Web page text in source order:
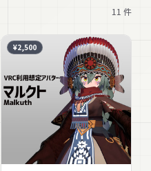
11 件
¥2,500